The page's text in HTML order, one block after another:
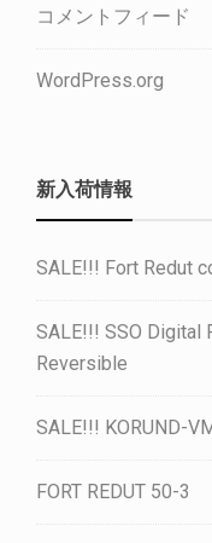
コメントフィード
WordPress.org
新入荷情報
SALE!!! Fort Redut
SALE!!! SSO
Reversible
SALE!!! KORUND-
FORT REDUT 50-3